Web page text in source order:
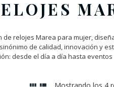
de relojes Marea para mujer,
de calidad, innovación y
desde el día a día hasta
Mostrando los 4